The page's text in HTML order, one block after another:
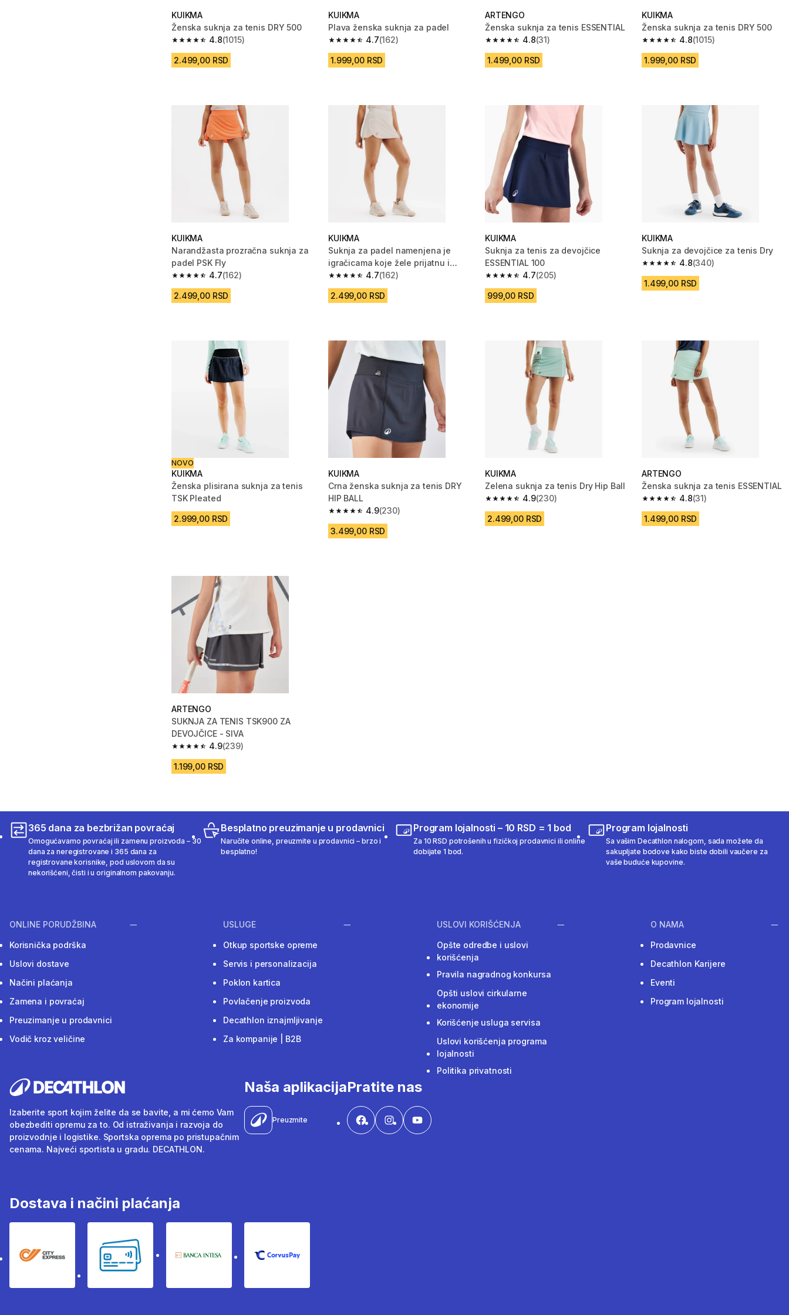
KUIKMA
Ženska suknja za tenis DRY 500
4.8
4.8 od 5 zvezdica from 1015 Recenzije
(1015)
2.499,00 RSD
KUIKMA
Plava ženska suknja za padel
4.7
4.7 od 5 zvezdica from 162 Recenzije
(162)
1.999,00 RSD
ARTENGO
Ženska suknja za tenis ESSENTIAL
4.8
4.8 od 5 zvezdica from 31 Recenzije
(31)
1.499,00 RSD
KUIKMA
Ženska suknja za tenis DRY 500
4.8
4.8 od 5 zvezdica from 1015
(1015)
1.999,00 RSD
KUIKMA
Narandžasta prozračna suknja za
padel PSK Fly
4.7
4.7 od 5 zvezdica from 162 Recenzije
(162)
2.499,00 RSD
KUIKMA
Suknja za padel namenjena je
igračicama koje žele prijatnu i
prozračnu suknju.
4.7
4.7 od 5 zvezdica from 162 Recenzije
(162)
2.499,00 RSD
KUIKMA
Suknja za tenis za devojčice
ESSENTIAL 100
4.7
4.7 od 5 zvezdica from 205 Recenzije
(205)
999,00 RSD
KUIKMA
Suknja za devojčice za tenis Dry
4.8
4.8 od 5 zvezdica from 340
(340)
1.499,00 RSD
NOVO
KUIKMA
Ženska plisirana suknja za tenis
TSK Pleated
2.999,00 RSD
KUIKMA
Crna ženska suknja za tenis DRY
HIP BALL
4.9
4.9 od 5 zvezdica from 230 Recenzije
(230)
3.499,00 RSD
KUIKMA
Zelena suknja za tenis Dry Hip Ball
4.9
4.9 od 5 zvezdica from 230 Recenzije
(230)
2.499,00 RSD
ARTENGO
Ženska suknja za tenis ESSENTIAL
4.8
4.8 od 5 zvezdica from 31 Recenzije
(31)
1.499,00 RSD
ARTENGO
SUKNJA ZA TENIS TSK900 ZA
DEVOJČICE - SIVA
4.9
4.9 od 5 zvezdica from 239 Recenzije
(239)
1.199,00 RSD
365 dana za bezbrižan povraćaj
Omogućavamo povraćaj ili zamenu proizvoda – 30
dana za neregistrovane i 365 dana za
registrovane korisnike, pod uslovom da su
nekorišćeni, čisti i u originalnom pakovanju.
Besplatno preuzimanje u prodavnici
Naručite online, preuzmite u prodavnici – brzo i
besplatno!
Program lojalnosti – 10 RSD = 1 bod
Za 10 RSD potrošenih u fizičkoj prodavnici ili online
dobijate 1 bod.
Program lojalnosti
Sa vašim Decathlon nalogom, sada možete da
sakupljate bodove kako biste dobili vaučere za
vaše buduće kupovine.
ONLINE PORUDŽBINA
Korisnička podrška
Uslovi dostave
Načini plaćanja
Zamena i povraćaj
Preuzimanje u prodavnici
Vodič kroz veličine
USLUGE
Otkup sportske opreme
Servis i personalizacija
Poklon kartica
Povlačenje proizvoda
Decathlon iznajmljivanje
Za kompanije | B2B
USLOVI KORIŠĆENJA
Opšte odredbe i uslovi
korišćenja
Pravila nagradnog konkursa
Opšti uslovi cirkularne
ekonomije
Korišćenje usluga servisa
Uslovi korišćenja programa
lojalnosti
Politika privatnosti
O NAMA
Prodavnice
Decathlon Karijere
Eventi
Program lojalnosti
Izaberite sport kojim želite da se bavite, a mi ćemo Vam
obezbediti opremu za to. Od istraživanja i razvoja do
proizvodnje i logistike. Sportska oprema po pristupačnim
cenama. Najveći sportista u gradu. DECATHLON.
Naša aplikacija
Preuzmite
Pratite nas
Dostava i načini plaćanja
City Express Bankovne karticeBanka Intesa CorvusPay